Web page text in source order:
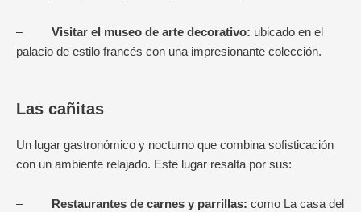
– Visitar el museo de arte decorativo: ubicado en el
palacio de estilo francés con una impresionante colección.
Las cañitas
Un lugar gastronómico y nocturno que combina sofisticación
con un ambiente relajado. Este lugar resalta por sus:
– Restaurantes de carnes y parrillas: como La casa del